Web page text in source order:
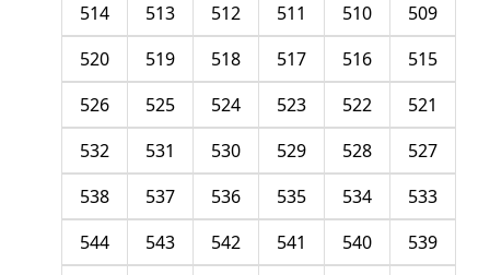
509
510
511
512
513
514
515
516
517
518
519
520
521
522
523
524
525
526
527
528
529
530
531
532
533
534
535
536
537
538
539
540
541
542
543
544